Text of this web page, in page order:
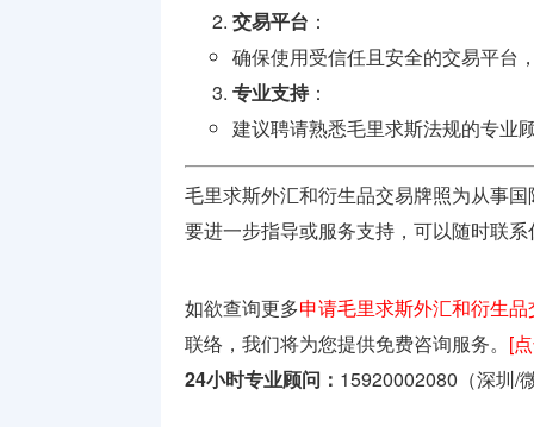
交易平台 ：
确保使用受信任且安全的交易平台
专业支持：
建议聘请熟悉毛里求斯法规的专业
毛里求斯外汇和衍生品交易牌照为从事
要进一步指导或服务支持，可以随时联
如欲查询更多申请毛里求斯外汇和衍生
联络，我们将为您提供免费咨询服务。 [
24小时专业顾问： 15920002080（深圳/